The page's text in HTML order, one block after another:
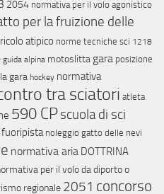
2054 normativa per il volo agonistico
per la fruizione delle
atipico norme tecniche sci 1218
guida alpina motoslitta gara posizione
gara hockey normativa
tra sciatori atleta
590 CPscuola di sci
fuoripista noleggio gatto delle nevi
normativa aria DOTTRINA
per il volo da diporto o
regionale 2051 concorso